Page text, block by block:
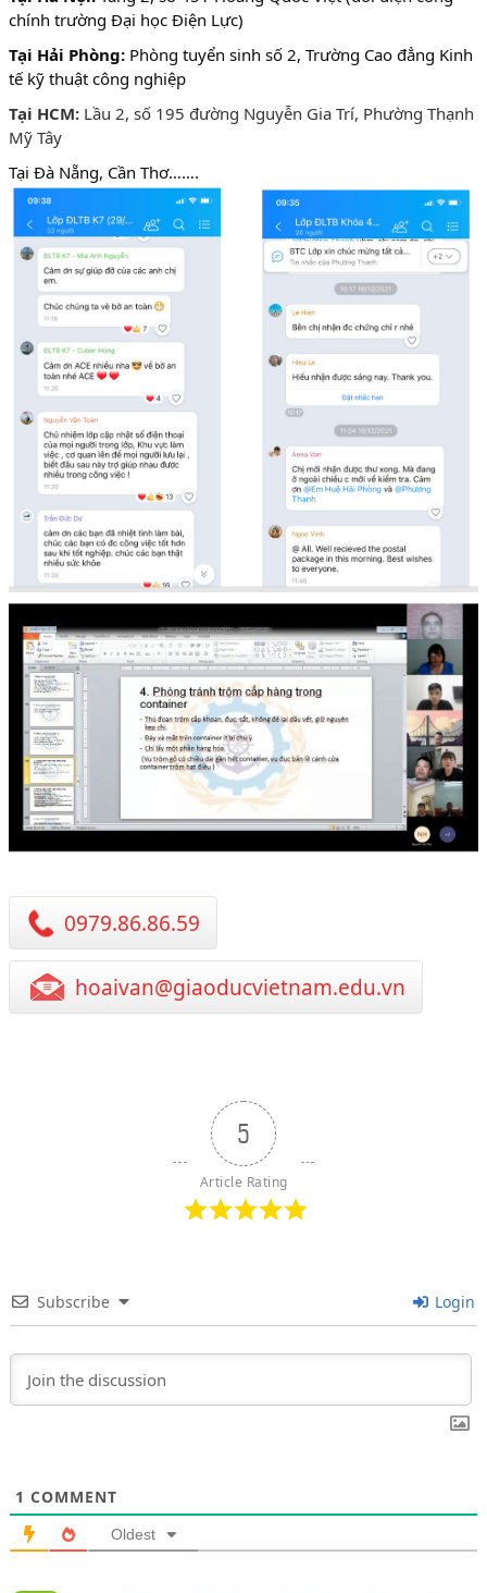
chính trường Đại học Điện Lực)
Tại Hải Phòng: Phòng tuyển sinh số 2, Trường Cao đẳng Kinh
tế kỹ thuật công nghiệp
Tại HCM: Lầu 2, số 195 đường Nguyễn Gia Trí, Phường Thạnh
Mỹ Tây
Tại Đà Nẵng, Cần Thơ…….
0979.86.86.59
hoaivan@giaoducvietnam.edu.vn
5
Article Rating
Subscribe Login
1 COMMENT
Oldest